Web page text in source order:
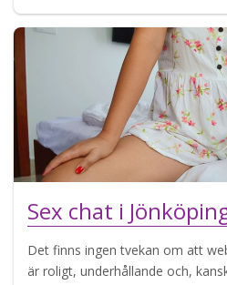
Sex chat i
Det finns ingen tvekan om att
är roligt, underhållande och,